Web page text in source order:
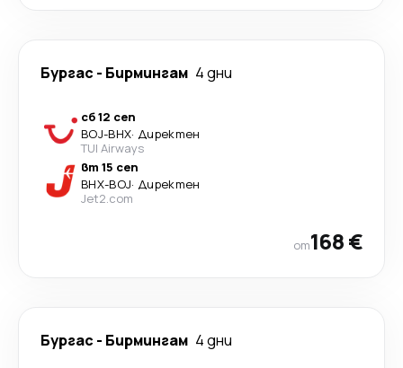
Бургас - Бирмингам 4 дни
сб 12 сеп
BOJ-BHX· Директен
TUI Airways
вт 15 сеп
BHX-BOJ· Директен
Jet2.com
от168 €
Бургас - Бирмингам 4 дни